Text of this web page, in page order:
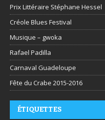
Prix Littéraire Stéphane Hessel
Créole Blues Festival
Musique – gwoka
Rafael Padilla
Carnaval Guadeloupe
Fête du Crabe 2015-2016
ÉTIQUETTES